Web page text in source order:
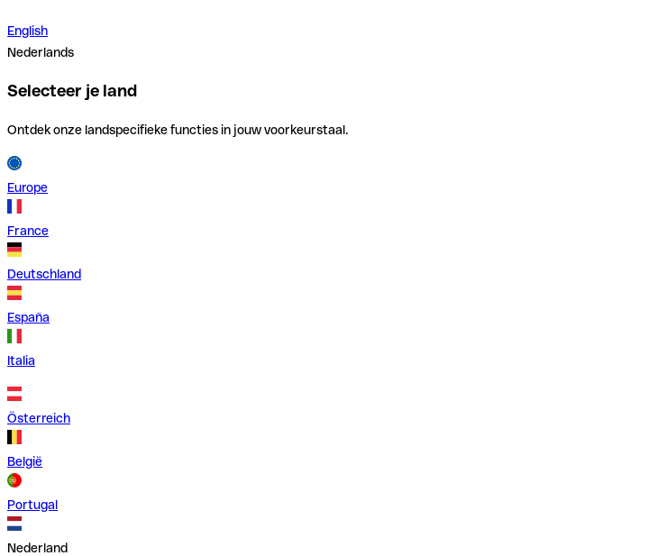
English
Nederlands
Selecteer je land
Ontdek onze landspecifieke functies in jouw voorkeurstaal.
Europe
France
Deutschland
España
Italia
Österreich
België
Portugal
Nederland